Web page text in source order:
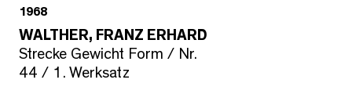
1968
WALTHER, FRANZ ERHARD
Strecke Gewicht Form / Nr.
44 / 1. Werksatz